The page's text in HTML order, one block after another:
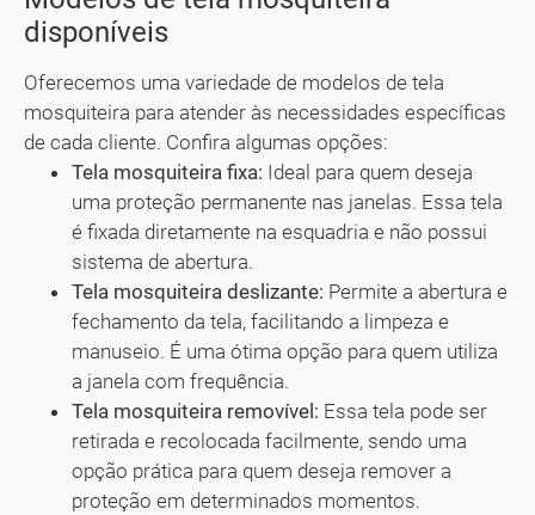
disponíveis
Oferecemos uma variedade de modelos de tela
mosquiteira para atender às necessidades específicas
de cada cliente. Confira algumas opções:
Tela mosquiteira fixa: Ideal para quem deseja
uma proteção permanente nas janelas. Essa tela
é fixada diretamente na esquadria e não possui
sistema de abertura.
Tela mosquiteira deslizante: Permite a abertura e
fechamento da tela, facilitando a limpeza e
manuseio. É uma ótima opção para quem utiliza
a janela com frequência.
Tela mosquiteira removível: Essa tela pode ser
retirada e recolocada facilmente, sendo uma
opção prática para quem deseja remover a
proteção em determinados momentos.